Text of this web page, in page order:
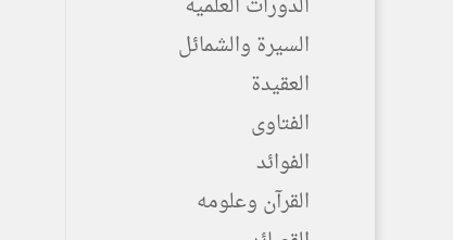
السيرة والشمائل
العقيدة
الفتاوى
الفوائد
القرآن وعلومه